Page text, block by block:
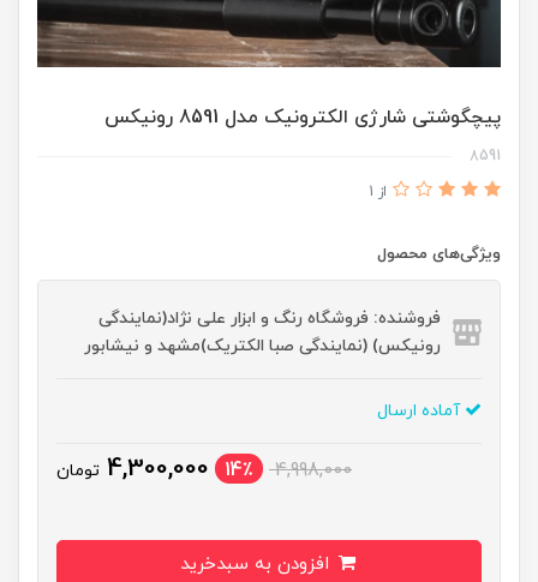
پیچگوشتی شارژی الکترونیک مدل 8591 رونیکس
8591
از 1
ویژگی‌های محصول
فروشنده: فروشگاه رنگ و ابزار علی نژاد(نمایندگی
رونیکس) (نمایندگی صبا الکتریک)مشهد و نیشابور
آماده ارسال
4,998,000 14٪ 4,300,000 تومان